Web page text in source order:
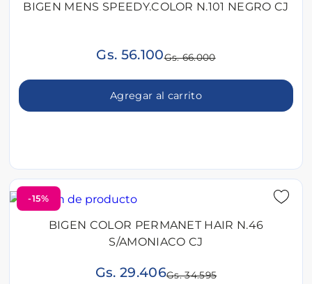
BIGEN MENS SPEEDY.COLOR N.101 NEGRO CJ
Gs. 56.100Gs. 66.000
Agregar al carrito
-15%
BIGEN COLOR PERMANET HAIR N.46
S/AMONIACO CJ
Gs. 29.406Gs. 34.595